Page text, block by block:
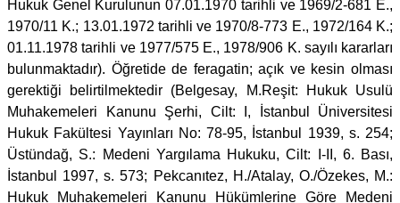
Hukuk Genel Kurulunun 07.01.1970 tarihli ve 1969/2-681 E.,
1970/11 K.; 13.01.1972 tarihli ve 1970/8-773 E., 1972/164 K.;
01.11.1978 tarihli ve 1977/575 E., 1978/906 K. sayılı kararları
bulunmaktadır). Öğretide de feragatin; açık ve kesin olması
gerektiği belirtilmektedir (Belgesay, M.Reşit: Hukuk Usulü
Muhakemeleri Kanunu Şerhi, Cilt: I, İstanbul Üniversitesi
Hukuk Fakültesi Yayınları No: 78-95, İstanbul 1939, s. 254;
Üstündağ, S.: Medeni Yargılama Hukuku, Cilt: I-II, 6. Bası,
İstanbul 1997, s. 573; Pekcanıtez, H./Atalay, O./Özekes, M.:
Hukuk Muhakemeleri Kanunu Hükümlerine Göre Medeni